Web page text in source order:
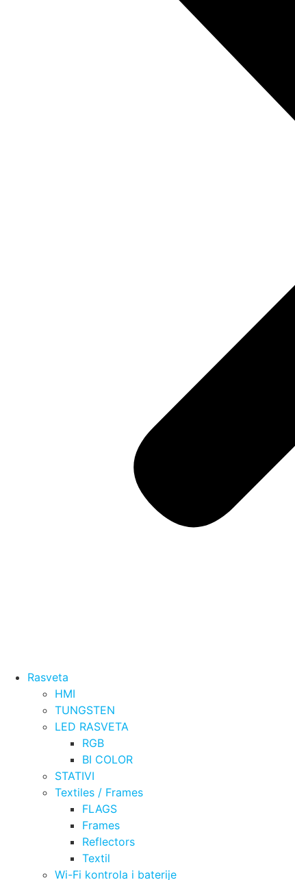
Rasveta
HMI
TUNGSTEN
LED RASVETA
RGB
BI COLOR
STATIVI
Textiles / Frames
FLAGS
Frames
Reflectors
Textil
Wi-Fi kontrola i baterije